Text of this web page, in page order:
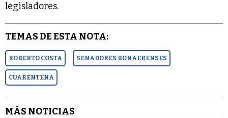
legisladores.
TEMAS DE ESTA NOTA:
ROBERTO COSTA SENADORES BONAERENSES
CUARENTENA
MÁS NOTICIAS